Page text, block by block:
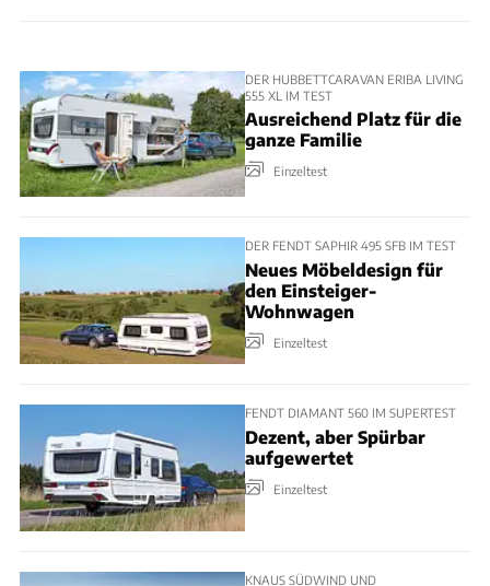
DER HUBBETTCARAVAN ERIBA LIVING
555 XL IM TEST
Ausreichend Platz für die
ganze Familie
Einzeltest
DER FENDT SAPHIR 495 SFB IM TEST
Neues Möbeldesign für
den Einsteiger-
Wohnwagen
Einzeltest
FENDT DIAMANT 560 IM SUPERTEST
Dezent, aber Spürbar
aufgewertet
Einzeltest
KNAUS SÜDWIND UND